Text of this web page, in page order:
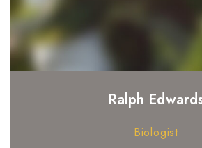
Ralph
Biologist